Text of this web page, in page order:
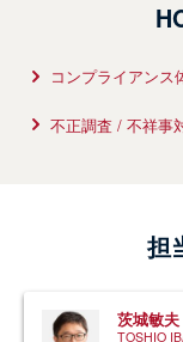
コンプライアンス
不正調査 / 不祥事
担
茨城敏夫
TOSHIO